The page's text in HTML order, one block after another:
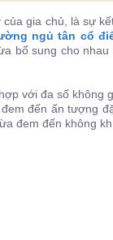
gia chủ, là sự
ngủ tân cổ
bổ sung cho
với đa số không
đến ấn tượng
đem đến không